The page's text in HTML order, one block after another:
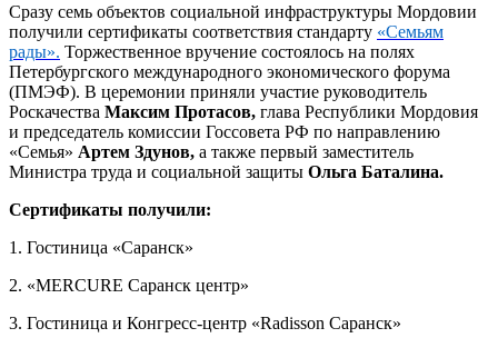
Сразу семь объектов социальной инфраструктуры Мордовии
получили сертификаты соответствия стандарту «Семьям
рады». Торжественное вручение состоялось на полях
Петербургского международного экономического форума
(ПМЭФ). В церемонии приняли участие руководитель
Роскачества Максим Протасов, глава Республики Мордовия
и председатель комиссии Госсовета РФ по направлению
«Семья» Артем Здунов, а также первый заместитель
Министра труда и социальной защиты Ольга Баталина.
Сертификаты получили:
1. Гостиница «Саранск»
2. «MERCURE Саранск центр»
3. Гостиница и Конгресс-центр «Radisson Саранск»